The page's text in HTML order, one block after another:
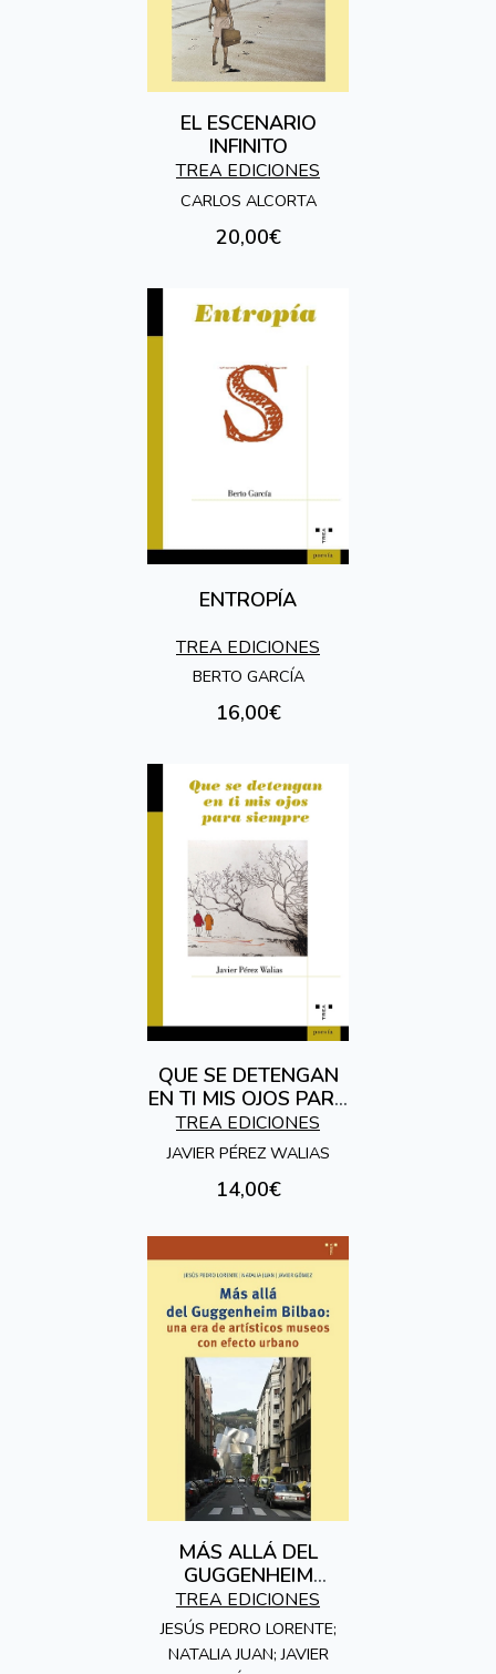
EL ESCENARIO
INFINITO
TREA EDICIONES
CARLOS ALCORTA
20,00€
ENTROPÍA
TREA EDICIONES
BERTO GARCÍA
16,00€
QUE SE DETENGAN
EN TI MIS OJOS PARA
SIEMPRE
TREA EDICIONES
JAVIER PÉREZ WALIAS
14,00€
MÁS ALLÁ DEL
GUGGENHEIM
BILBAO: UNA ERA DE
ARTÍSTICOS MUSEOS
CON EFECTO
URBANO
TREA EDICIONES
JESÚS PEDRO LORENTE;
NATALIA JUAN; JAVIER